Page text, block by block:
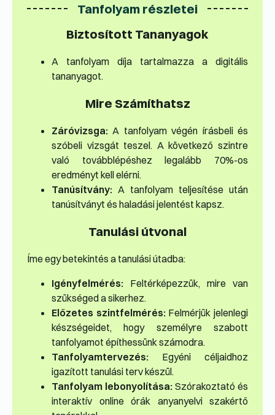
Tanfolyam részletei
Biztosított Tananyagok
A tanfolyam díja tartalmazza a digitális
tananyagot.
Mire Számíthatsz
Záróvizsga: A tanfolyam végén írásbeli és
szóbeli vizsgát teszel. A következő szintre
való továbblépéshez legalább 70%-os
eredményt kell elérni.
Tanúsítvány: A tanfolyam teljesítése után
tanúsítványt és haladási jelentést kapsz.
Tanulási útvonal
Íme egy betekintés a tanulási útadba:
Igényfelmérés: Feltérképezzük, mire van
szükséged a sikerhez.
Előzetes szintfelmérés:Felmérjük jelenlegi
készségeidet, hogy személyre szabott
tanfolyamot építhessünk számodra.
Tanfolyamtervezés: Egyéni céljaidhoz
igazított tanulási terv készül.
Tanfolyam lebonyolítása: Szórakoztató és
interaktív online órák anyanyelvi szakértő